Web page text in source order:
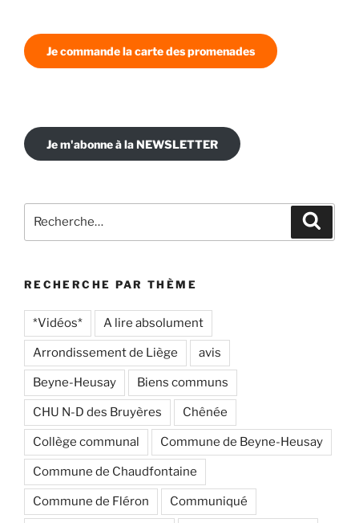
Je commande la carte des promenades
Je m'abonne à la NEWSLETTER
pour
RECHERCHE PAR THÈME
*Vidéos* A lire absolument
Arrondissement de Liège avis
Beyne-Heusay Biens communs
CHU N-D des Bruyères Chênée
Collège communal Commune de Beyne-Heusay
Commune de Chaudfontaine
Commune de Fléron Communiqué